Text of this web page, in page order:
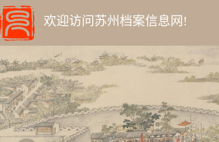
欢迎访问苏州档案信息网!